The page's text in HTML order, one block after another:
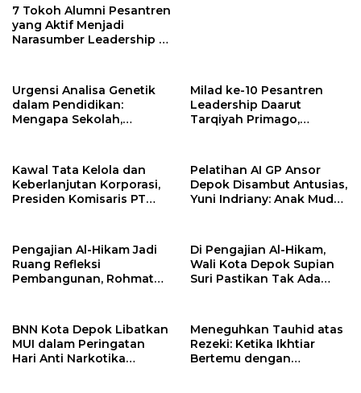
7 Tokoh Alumni Pesantren
yang Aktif Menjadi
Narasumber Leadership di
Urgensi Analisa Genetik
dalam Pendidikan:
Mengapa Sekolah,
Menggunakan
PRIMAGEN.id
Milad ke-10 Pesantren
Leadership Daarut
Tarqiyah Primago,
Manfaat Tanpa Batas
Kawal Tata Kelola dan
Keberlanjutan Korporasi,
Presiden Komisaris PT
Pelatihan AI GP Ansor
Depok Disambut Antusias,
Yuni Indriany: Anak Muda
Pengajian Al-Hikam Jadi
Ruang Refleksi
Pembangunan, Rohmat
Di Pengajian Al-Hikam,
Wali Kota Depok Supian
Suri Pastikan Tak Ada
BNN Kota Depok Libatkan
MUI dalam Peringatan
Hari Anti Narkotika
Meneguhkan Tauhid atas
Rezeki: Ketika Ikhtiar
Bertemu dengan